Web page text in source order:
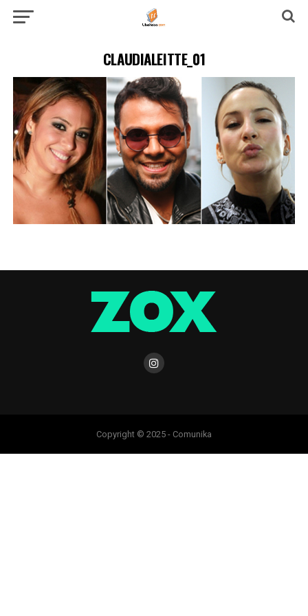
CLAUDIALEITTE_01
Copyright © 2025 - Comunika